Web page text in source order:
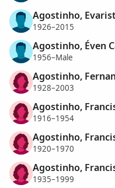
Agostinho,
1926–2015
Agostinho, Éven
1956–Male
Agostinho,
1928–2003
Agostinho,
1916–1954
Agostinho,
1920–1970
Agostinho,
1935–1999